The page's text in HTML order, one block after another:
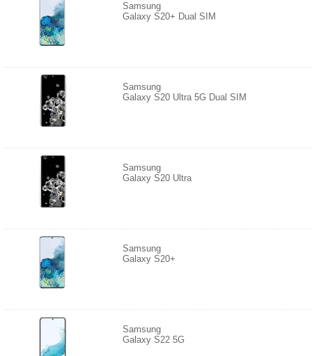
Samsung
Galaxy S20+ Dual SIM
Samsung
Galaxy S20 Ultra 5G Dual SIM
Samsung
Galaxy S20 Ultra
Samsung
Galaxy S20+
Samsung
Galaxy S22 5G